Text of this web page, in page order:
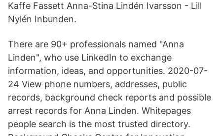
Kaffe Fassett Anna-Stina Lindén Ivarsson - Lill
Nylén Inbunden.
There are 90+ professionals named "Anna
Linden", who use LinkedIn to exchange
information, ideas, and opportunities. 2020-07-
24 View phone numbers, addresses, public
records, background check reports and possible
arrest records for Anna Linden. Whitepages
people search is the most trusted directory.